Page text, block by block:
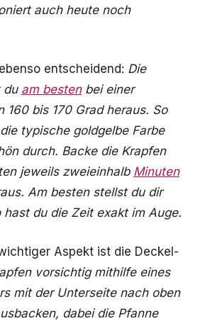
auch heute noch
entscheidend: Die
du am bestenbei einer
160 bis 170 Grad heraus. So
typische goldgelbe Farbe
durch. Backe die Krapfen
jeweils zweieinhalb Minuten
Am besten stellst du dir
hast du die Zeit exakt im Auge.
Aspekt ist die Deckel-
vorsichtig mithilfe eines
mit der Unterseite nach oben
dabei die Pfanne